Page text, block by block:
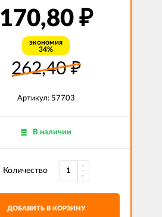
170,80 ₽
экономия
34%
262,40₽
Артикул: 57703
В наличии
Количество
ДОБАВИТЬ В КОРЗИНУ